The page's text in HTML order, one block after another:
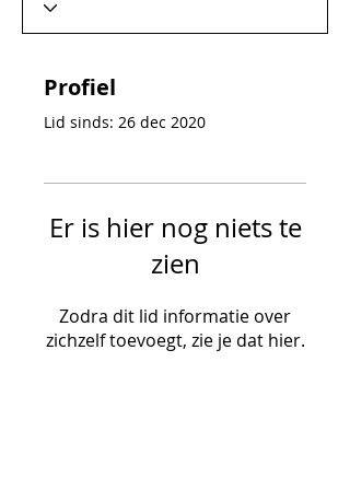
Profiel
Lid sinds: 26 dec 2020
Er is hier nog niets te
zien
Zodra dit lid informatie over
zichzelf toevoegt, zie je dat hier.